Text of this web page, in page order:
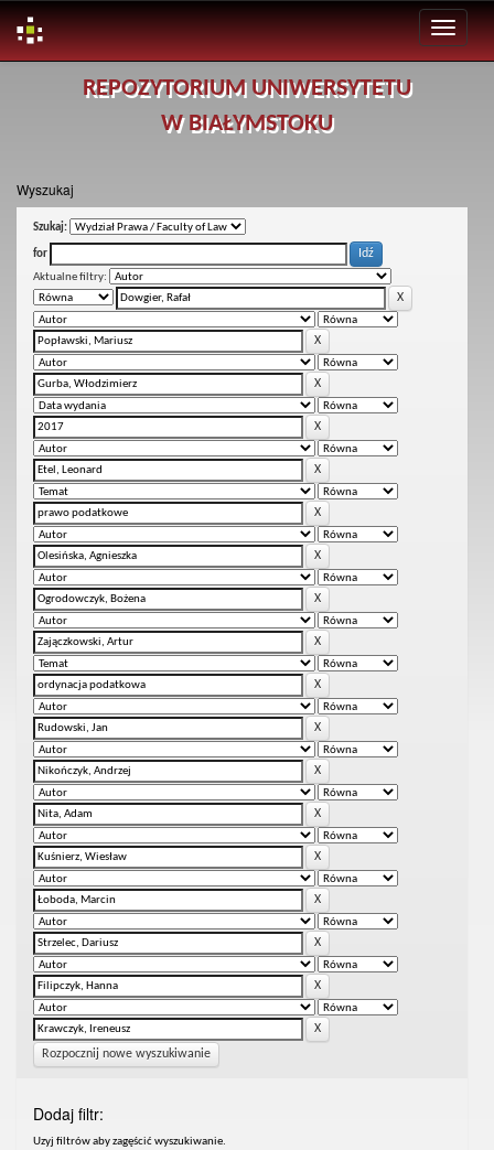
REPOZYTORIUM UNIWERSYTETU
W BIAŁYMSTOKU
Wyszukaj
Szukaj:
for
Aktualne filtry:
Rozpocznij nowe wyszukiwanie
Dodaj filtr:
Uzyj filtrów aby zagęścić wyszukiwanie.